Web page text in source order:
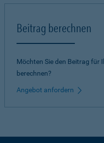
Beitrag berechnen
Möchten Sie den Beitrag für
berechnen?
Angebot anfordern